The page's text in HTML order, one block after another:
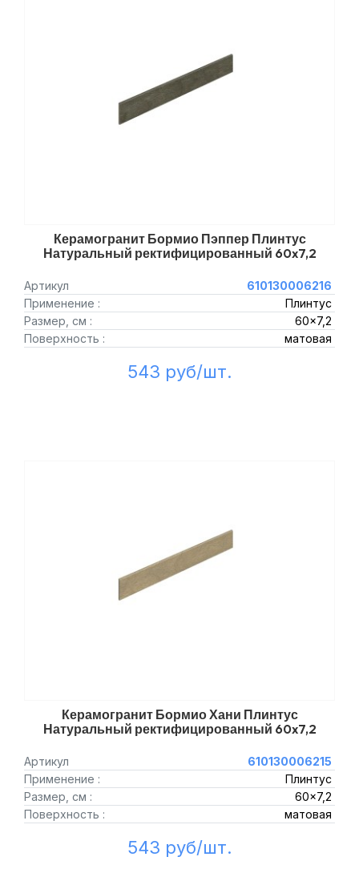
Керамогранит Бормио Пэппер Плинтус
Натуральный ректифицированный 60x7,2
Артикул
610130006216
Применение :
Плинтус
Размер, см :
60x7,2
Поверхность :
матовая
543 руб/шт.
Керамогранит Бормио Хани Плинтус
Натуральный ректифицированный 60x7,2
Артикул
610130006215
Применение :
Плинтус
Размер, см :
60x7,2
Поверхность :
матовая
543 руб/шт.